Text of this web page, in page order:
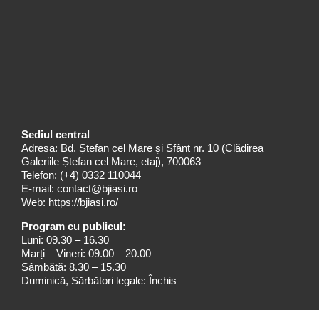
Sediul central
Adresa: Bd. Ștefan cel Mare și Sfânt nr. 10 (Clădirea
Galeriile Ștefan cel Mare, etaj), 700063
Telefon: (+4) 0332 110044
E-mail: contact@bjiasi.ro
Web: https://bjiasi.ro/
Program cu publicul:
Luni: 09.30 – 16.30
Marți – Vineri: 09.00 – 20.00
Sâmbătă: 8.30 – 15.30
Duminică, Sărbători legale: Închis